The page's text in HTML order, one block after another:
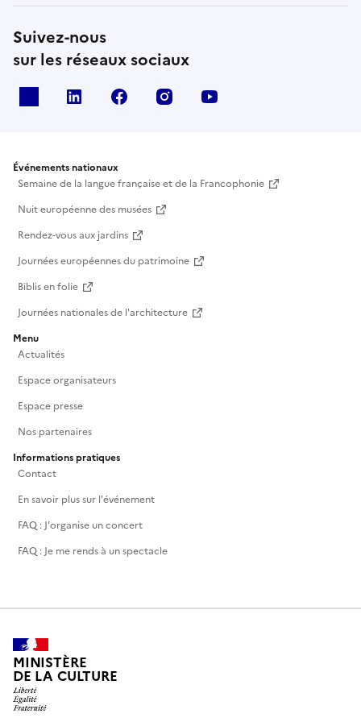
Suivez-nous
sur les réseaux sociaux
Linkedin Facebook Instagram
Événements nationaux
Semaine de la langue française et de la Francophonie
Nuit européenne des musées
Rendez-vous aux jardins
Journées européennes du patrimoine
Biblis en folie
Journées nationales de l'architecture
Menu
Actualités
Espace organisateurs
Espace presse
Nos partenaires
Informations pratiques
Contact
En savoir plus sur l'événement
FAQ : J'organise un concert
FAQ : Je me rends à un spectacle
MINISTÈRE
DE LA CULTURE